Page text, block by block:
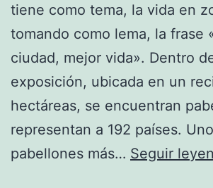
tiene como tema, la vida en
tomando como lema, la frase
ciudad, mejor vida». Dentro
exposición, ubicada en un
hectáreas, se encuentran
representan a 192 países.
pabellones más… Seguir